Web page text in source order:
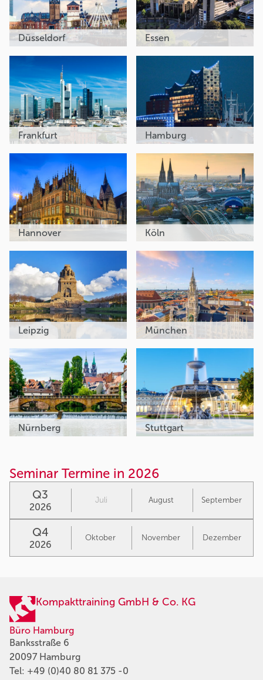
Düsseldorf Essen
Frankfurt Hamburg
Hannover Köln
Leipzig München
Nürnberg Stuttgart
Seminar Termine in 2026
Q3
2026
Juli August September
Q4
2026
Oktober November Dezember
Kompakttraining GmbH & Co. KG
Büro Hamburg
Banksstraße 6
20097 Hamburg
Tel: +49 (0)40 80 81 375 -0